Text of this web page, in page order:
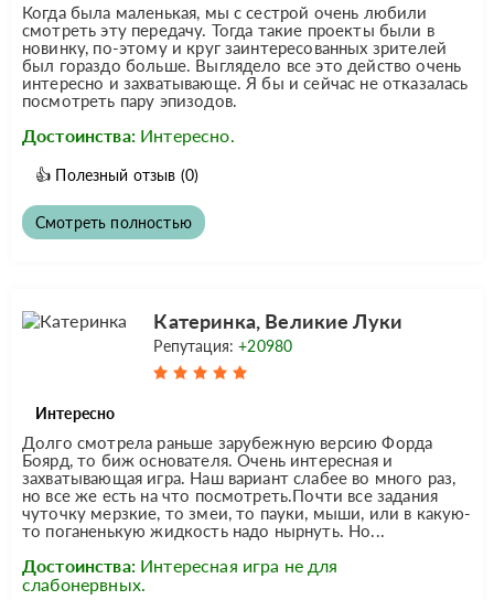
Когда была маленькая, мы с сестрой очень любили
смотреть эту передачу. Тогда такие проекты были в
новинку, по-этому и круг заинтересованных зрителей
был гораздо больше. Выглядело все это действо очень
интересно и захватывающе. Я бы и сейчас не отказалась
посмотреть пару эпизодов.
Достоинства: Интересно.
👍 Полезный отзыв (0)
Смотреть полностью
Катеринка, Великие Луки
Репутация:+20980
Интересно
Долго смотрела раньше зарубежную версию Форда
Боярд, то биж основателя. Очень интересная и
захватывающая игра. Наш вариант слабее во много раз,
но все же есть на что посмотреть.Почти все задания
чуточку мерзкие, то змеи, то пауки, мыши, или в какую-
то поганенькую жидкость надо нырнуть. Но...
Достоинства: Интересная игра не для
слабонервных.